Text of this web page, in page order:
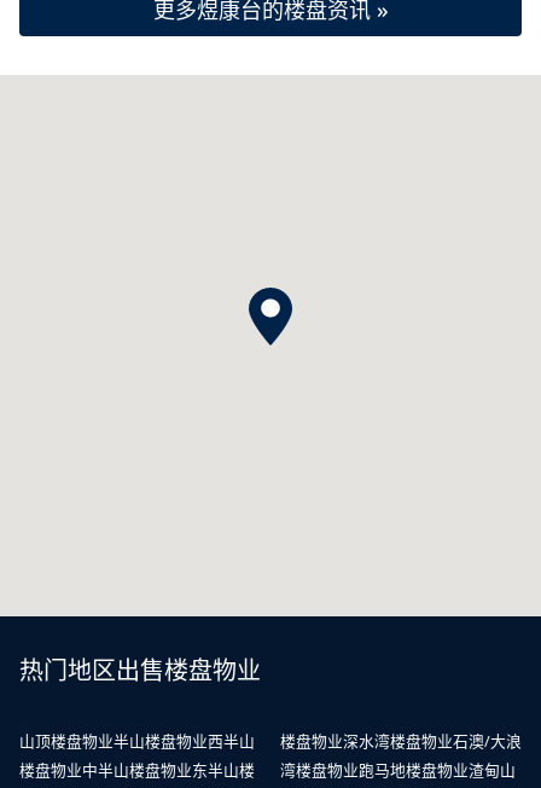
更多煜康台的楼盘资讯 »
热门地区出售楼盘物业
山顶楼盘物业半山楼盘物业西半山
楼盘物业中半山楼盘物业东半山楼
楼盘物业深水湾楼盘物业石澳/大浪
湾楼盘物业跑马地楼盘物业渣甸山